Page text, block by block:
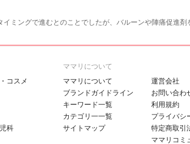
ミングで進むとのことでしたが、バルーンや陣痛促進
コスメ
科
ママリについて
ママリについて
ブランドガイドライン
キーワード一覧
カテゴリ一一覧
サイトマップ
運営会社
お問い合わ
利用規約
プライバシ
特定商取引
ママリコミ